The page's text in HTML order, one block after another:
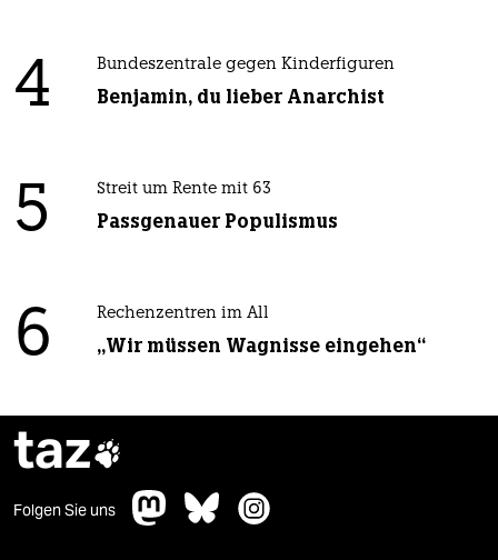
4 Bundeszentrale gegen Kinderfiguren
Benjamin, du lieber Anarchist
5 Streit um Rente mit 63
Passgenauer Populismus
6 Rechenzentren im All
„Wir müssen Wagnisse eingehen“
taz
Folgen Sie uns